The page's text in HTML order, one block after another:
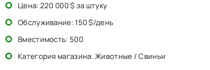
Цена: 220 000 $ за штуку
Обслуживание: 150 $/день
Вместимость: 500
Категория магазина: Животные / Свиньи